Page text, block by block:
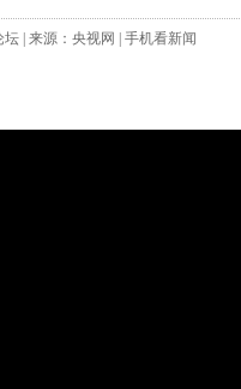
坛 | 来源：央视网 | 手机看新闻